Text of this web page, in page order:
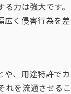
力は強大です。
広く侵害行為を差
や、用途特許でカ
れを流通させるこ